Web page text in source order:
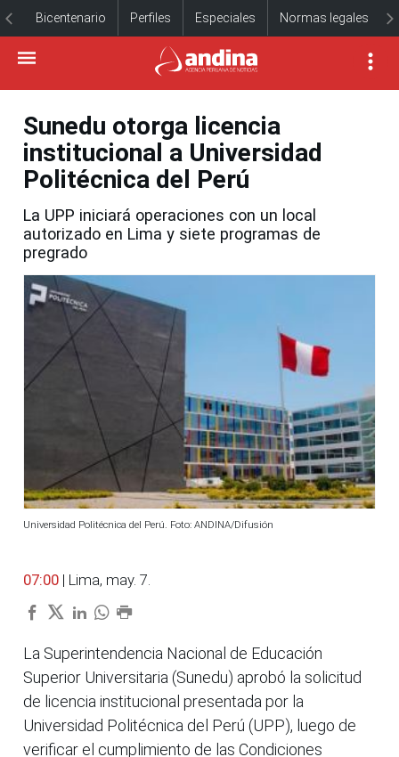
Bicentenario Perfiles Especiales Normas legales
Sunedu otorga licencia
institucional a Universidad
Politécnica del Perú
La UPP iniciará operaciones con un local
autorizado en Lima y siete programas de
pregrado
Universidad Politécnica del Perú. Foto: ANDINA/Difusión
07:00 | Lima, may. 7.
La Superintendencia Nacional de Educación
Superior Universitaria (Sunedu) aprobó la solicitud
de licencia institucional presentada por la
Universidad Politécnica del Perú (UPP), luego de
verificar el cumplimiento de las Condiciones